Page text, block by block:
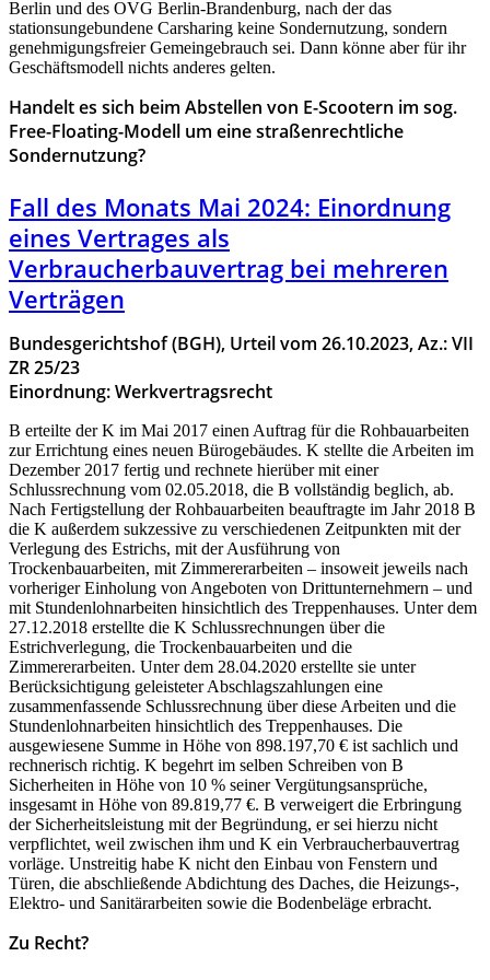
Berlin und des OVG Berlin-Brandenburg, nach der das
stationsungebundene Carsharing keine Sondernutzung, sondern
genehmigungsfreier Gemeingebrauch sei. Dann könne aber für ihr
Geschäftsmodell nichts anderes gelten.
Handelt es sich beim Abstellen von E-Scootern im sog.
Free-Floating-Modell um eine straßenrechtliche
Sondernutzung?
Fall des Monats Mai 2024: Einordnung
eines Vertrages als
Verbraucherbauvertrag bei mehreren
Verträgen
Bundesgerichtshof (BGH), Urteil vom 26.10.2023, Az.: VII
ZR 25/23
Einordnung: Werkvertragsrecht
B erteilte der K im Mai 2017 einen Auftrag für die Rohbauarbeiten
zur Errichtung eines neuen Bürogebäudes. K stellte die Arbeiten im
Dezember 2017 fertig und rechnete hierüber mit einer
Schlussrechnung vom 02.05.2018, die B vollständig beglich, ab.
Nach Fertigstellung der Rohbauarbeiten beauftragte im Jahr 2018 B
die K außerdem sukzessive zu verschiedenen Zeitpunkten mit der
Verlegung des Estrichs, mit der Ausführung von
Trockenbauarbeiten, mit Zimmererarbeiten – insoweit jeweils nach
vorheriger Einholung von Angeboten von Drittunternehmern – und
mit Stundenlohnarbeiten hinsichtlich des Treppenhauses. Unter dem
27.12.2018 erstellte die K Schlussrechnungen über die
Estrichverlegung, die Trockenbauarbeiten und die
Zimmererarbeiten. Unter dem 28.04.2020 erstellte sie unter
Berücksichtigung geleisteter Abschlagszahlungen eine
zusammenfassende Schlussrechnung über diese Arbeiten und die
Stundenlohnarbeiten hinsichtlich des Treppenhauses. Die
ausgewiesene Summe in Höhe von 898.197,70 € ist sachlich und
rechnerisch richtig. K begehrt im selben Schreiben von B
Sicherheiten in Höhe von 10 % seiner Vergütungsansprüche,
insgesamt in Höhe von 89.819,77 €. B verweigert die Erbringung
der Sicherheitsleistung mit der Begründung, er sei hierzu nicht
verpflichtet, weil zwischen ihm und K ein Verbraucherbauvertrag
vorläge. Unstreitig habe K nicht den Einbau von Fenstern und
Türen, die abschließende Abdichtung des Daches, die Heizungs-,
Elektro- und Sanitärarbeiten sowie die Bodenbeläge erbracht.
Zu Recht?